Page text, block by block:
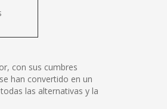
con sus cumbres
han convertido en un
las alternativas y la